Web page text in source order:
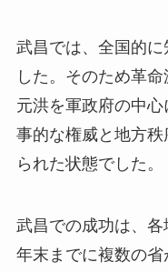
武昌では、全国的
した。そのため革
元洪を軍政府の中
事的な権威と地方
られた状態でした。
武昌での成功は、各
年末までに複数の省